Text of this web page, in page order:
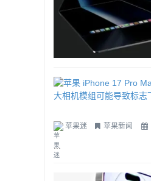
苹果迷 苹果新闻
...